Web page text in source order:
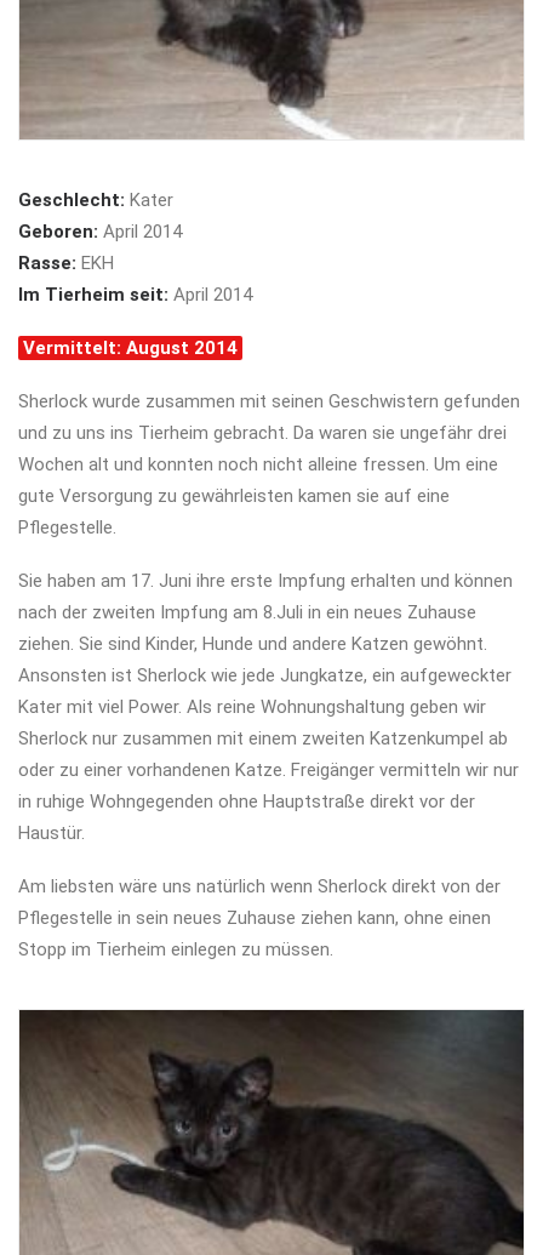
Geschlecht: Kater
Geboren: April 2014
Rasse: EKH
Im Tierheim seit: April 2014
Vermittelt: August 2014
Sherlock wurde zusammen mit seinen Geschwistern gefunden
und zu uns ins Tierheim gebracht. Da waren sie ungefähr drei
Wochen alt und konnten noch nicht alleine fressen. Um eine
gute Versorgung zu gewährleisten kamen sie auf eine
Pflegestelle.
Sie haben am 17. Juni ihre erste Impfung erhalten und können
nach der zweiten Impfung am 8.Juli in ein neues Zuhause
ziehen. Sie sind Kinder, Hunde und andere Katzen gewöhnt.
Ansonsten ist Sherlock wie jede Jungkatze, ein aufgeweckter
Kater mit viel Power. Als reine Wohnungshaltung geben wir
Sherlock nur zusammen mit einem zweiten Katzenkumpel ab
oder zu einer vorhandenen Katze. Freigänger vermitteln wir nur
in ruhige Wohngegenden ohne Hauptstraße direkt vor der
Haustür.
Am liebsten wäre uns natürlich wenn Sherlock direkt von der
Pflegestelle in sein neues Zuhause ziehen kann, ohne einen
Stopp im Tierheim einlegen zu müssen.